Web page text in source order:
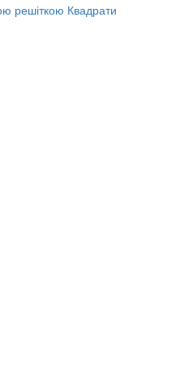
решіткою Квадрати